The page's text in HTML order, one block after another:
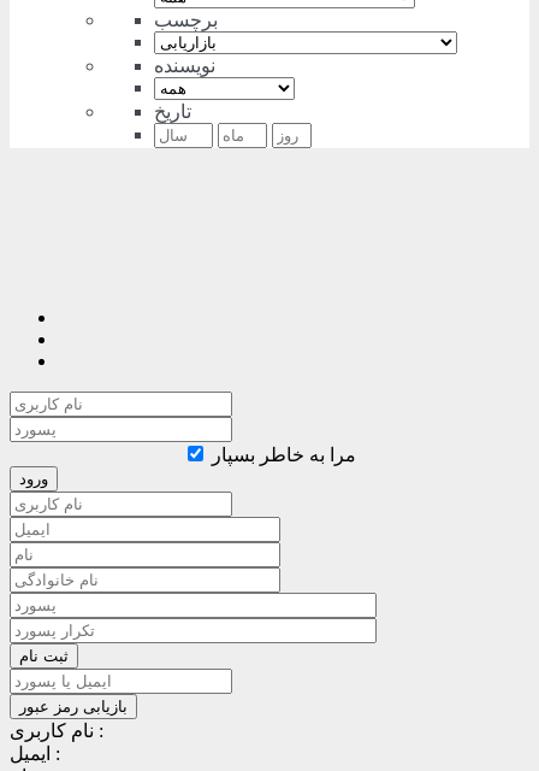
برچسب
نویسنده
تاریخ
مرا به خاطر بسپار
نام کاربری :
ایمیل :